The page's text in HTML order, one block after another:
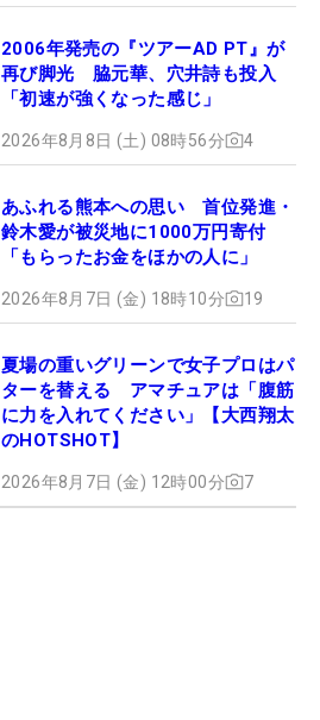
2006年発売の『ツアーAD PT』が
再び脚光 脇元華、穴井詩も投入
「初速が強くなった感じ」
2026年8月8日 (土) 08時56分 4
あふれる熊本への思い 首位発進・
鈴木愛が被災地に1000万円寄付
「もらったお金をほかの人に」
2026年8月7日 (金) 18時10分 19
夏場の重いグリーンで女子プロはパ
ターを替える アマチュアは「腹筋
に力を入れてください」【大西翔太
のHOTSHOT】
2026年8月7日 (金) 12時00分 7